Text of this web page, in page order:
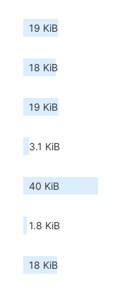
19 KiB
18 KiB
19 KiB
3.1 KiB
40 KiB
1.8 KiB
18 KiB